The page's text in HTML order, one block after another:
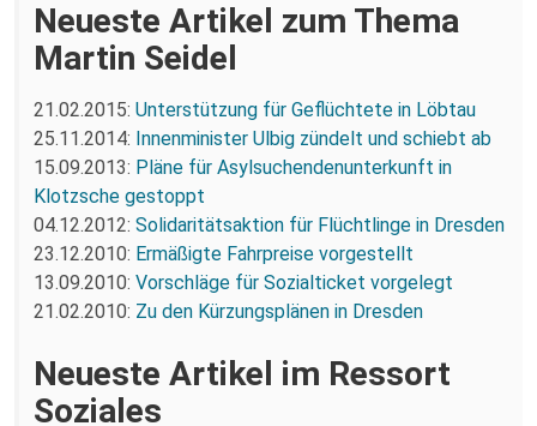
Neueste Artikel zum Thema
Martin Seidel
21.02.2015: Unterstützung für Geflüchtete in Löbtau
25.11.2014: Innenminister Ulbig zündelt und schiebt ab
15.09.2013: Pläne für Asylsuchendenunterkunft in
Klotzsche gestoppt
04.12.2012: Solidaritätsaktion für Flüchtlinge in Dresden
23.12.2010: Ermäßigte Fahrpreise vorgestellt
13.09.2010: Vorschläge für Sozialticket vorgelegt
21.02.2010: Zu den Kürzungsplänen in Dresden
Neueste Artikel im Ressort
Soziales